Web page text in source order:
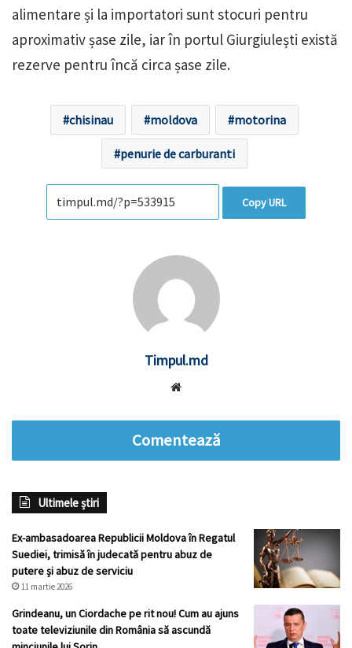
alimentare și la importatori sunt stocuri pentru
aproximativ șase zile, iar în portul Giurgiulești există
rezerve pentru încă circa șase zile.
chisinau moldova motorina
penurie de carburanti
Copy URL
Timpul.md
Comentează
Ultimele știri
Ex-ambasadoarea Republicii Moldova în Regatul
Suediei, trimisă în judecată pentru abuz de
putere și abuz de serviciu
11 martie 2026
Grindeanu, un Ciordache pe rit nou! Cum au ajuns
toate televiziunile din România să ascundă